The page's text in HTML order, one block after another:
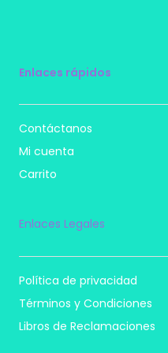
Enlaces rápidos
Contáctanos
Mi cuenta
Carrito
Enlaces Legales
Política de privacidad
Términos y Condiciones
Libros de Reclamaciones